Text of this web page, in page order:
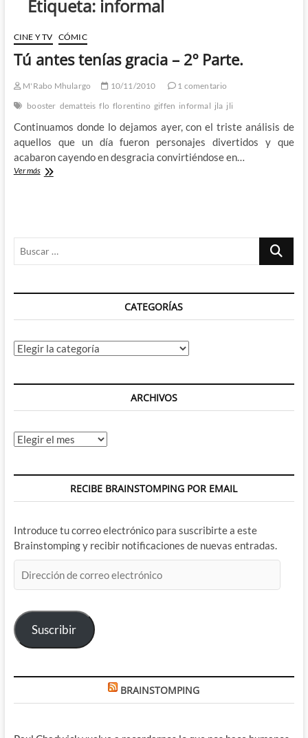
Etiqueta: informal
CINE Y TV CÓMIC
Tú antes tenías gracia – 2º Parte.
M'Rabo Mhulargo 10/11/2010
1 comentario
booster dematteis flo florentino giffen informal jla jli
Continuamos donde lo dejamos ayer, con el triste análisis de
aquellos que un día fueron personajes divertidos y que
acabaron cayendo en desgracia convirtiéndose en…
Ver másTú
Buscar
CATEGORÍAS
Categorías
ARCHIVOS
Archivos
RECIBE BRAINSTOMPING POR EMAIL
Introduce tu correo electrónico para suscribirte a este
Brainstomping y recibir notificaciones de nuevas entradas.
de
electrónico
Suscribir
BRAINSTOMPING